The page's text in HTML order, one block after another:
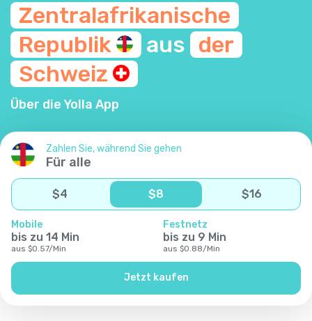
Zentralafrikanische
Republik
aus der
Schweiz
Über die Yolla App
Zahlen Sie, während Sie gehen
Für alle
$4 $8 $16
Mobile
bis zu 14 Min
aus $0.57/Min
Festnetz
bis zu 9 Min
aus $0.88/Min
Jetzt kaufen